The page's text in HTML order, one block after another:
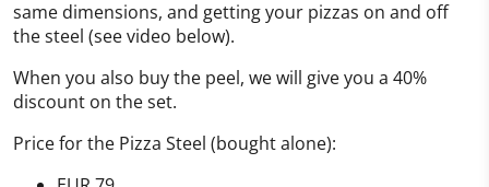
same dimensions, and getting your pizzas on and off
the steel (see video below).
When you also buy the peel, we will give you a 40%
discount on the set.
Price for the Pizza Steel (bought alone):